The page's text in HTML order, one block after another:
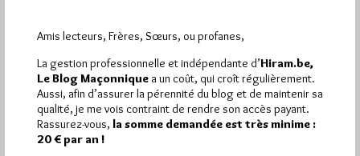
Abonnement aux Newsletters - RSS
Amis lecteurs, Frères, Sœurs, ou profanes,
La gestion professionnelle et indépendante d’Hiram.be,
Le Blog Maçonnique a un coût, qui croît régulièrement.
Aussi, afin d’assurer la pérennité du blog et de maintenir sa
qualité, je me vois contraint de rendre son accès payant.
Rassurez-vous, la somme demandée est très minime :
20 € par an !